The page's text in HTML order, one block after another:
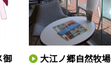
御 大江ノ郷自然牧場